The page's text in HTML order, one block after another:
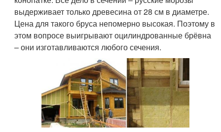
выдерживает только древесина от 28 см в диаметре.
Цена для такого бруса непомерно высокая. Поэтому в
этом вопросе выигрывают оцилиндрованные брёвна
– они изготавливаются любого сечения.